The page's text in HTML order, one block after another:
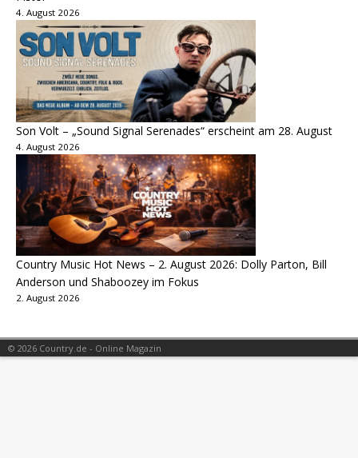
4. August 2026
Son Volt – „Sound Signal Serenades“ erscheint am 28. August
4. August 2026
Country Music Hot News – 2. August 2026: Dolly Parton, Bill
Anderson und Shaboozey im Fokus
2. August 2026
© 2026 Country.de - Online Magazin